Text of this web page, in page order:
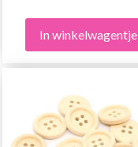
In winkelwagentje